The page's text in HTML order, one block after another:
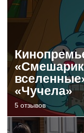
«Чучела»
5 отзывов